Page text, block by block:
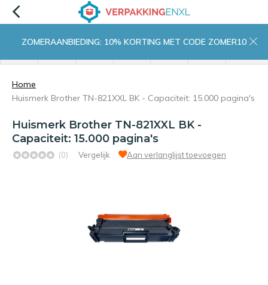
ZOMERAANBIEDING: 10% KORTING MET CODE ZOMER10
Home
Huismerk Brother TN-821XXL BK - Capaciteit: 15.000 pagina's
Huismerk Brother TN-821XXL BK -
Capaciteit: 15.000 pagina's
(0) Vergelijk Aan verlanglijst toevoegen